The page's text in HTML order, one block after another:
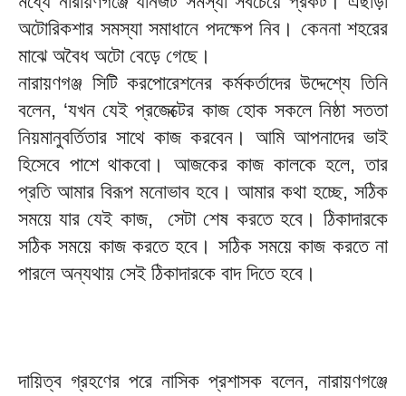
অটোরিকশার সমস্যা সমাধানে পদক্ষেপ নিব। কেননা শহরের
মাঝে অবৈধ অটো বেড়ে গেছে।
নারায়ণগঞ্জ সিটি করপোরেশনের কর্মকর্তাদের উদ্দেশ্যে তিনি
বলেন, ‘যখন যেই প্রজেক্টের কাজ হোক সকলে নিষ্ঠা সততা
নিয়মানুবর্তিতার সাথে কাজ করবেন। আমি আপনাদের ভাই
হিসেবে পাশে থাকবো। আজকের কাজ কালকে হলে, তার
প্রতি আমার বিরূপ মনোভাব হবে। আমার কথা হচ্ছে, সঠিক
সময়ে যার যেই কাজ, সেটা শেষ করতে হবে। ঠিকাদারকে
সঠিক সময়ে কাজ করতে হবে। সঠিক সময়ে কাজ করতে না
পারলে অন্যথায় সেই ঠিকাদারকে বাদ দিতে হবে।
দায়িত্ব গ্রহণের পরে নাসিক প্রশাসক বলেন, নারায়ণগঞ্জে